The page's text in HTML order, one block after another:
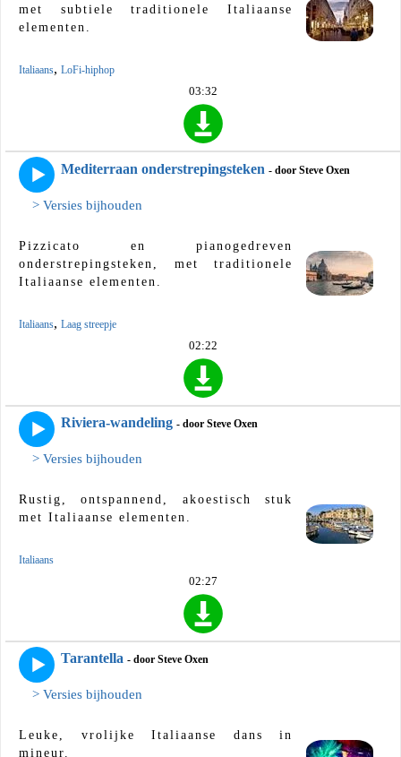
met subtiele traditionele Italiaanse
elementen.
Italiaans, LoFi-hiphop
03:32
Mediterraan onderstrepingsteken - door Steve Oxen
> Versies bijhouden
Pizzicato en pianogedreven
onderstrepingsteken, met traditionele
Italiaanse elementen.
Italiaans, Laag streepje
02:22
Riviera-wandeling - door Steve Oxen
> Versies bijhouden
Rustig, ontspannend, akoestisch stuk
met Italiaanse elementen.
Italiaans
02:27
Tarantella - door Steve Oxen
> Versies bijhouden
Leuke, vrolijke Italiaanse dans in
mineur.